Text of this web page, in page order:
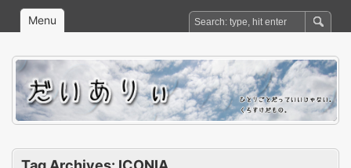
Menu